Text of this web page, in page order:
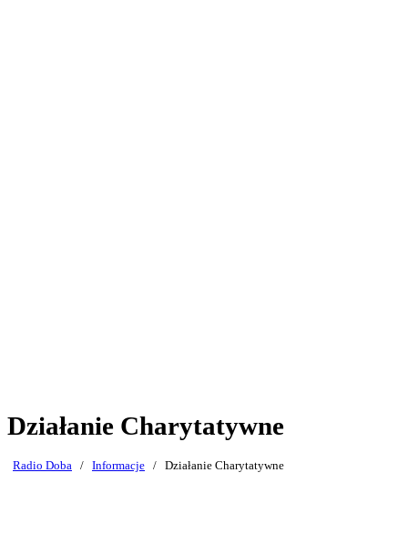
Działanie Charytatywne
Radio Doba / Informacje / Działanie Charytatywne